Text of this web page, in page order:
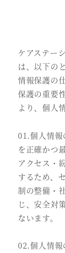
ケアステー
は、以下の
情報保護の
保護の重要
より、個人
01.個人情報
を正確かつ
アクセス・
するため、
制の整備・
じ、安全対
ないます。
02.個人情報